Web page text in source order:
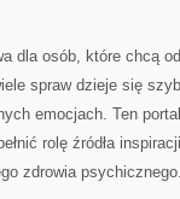
dla osób, które chcą
spraw dzieje się
emocjach. Ten
rolę źródła
zdrowia